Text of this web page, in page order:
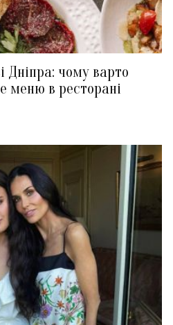
Дніпра: чому варто
меню в ресторані